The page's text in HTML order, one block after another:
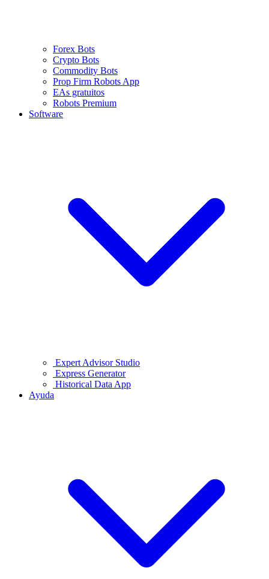
Forex Bots
Crypto Bots
Commodity Bots
Prop Firm Robots App
EAs gratuitos
Robots Premium
Software
Expert Advisor Studio
Express Generator
Historical Data App
Ayuda